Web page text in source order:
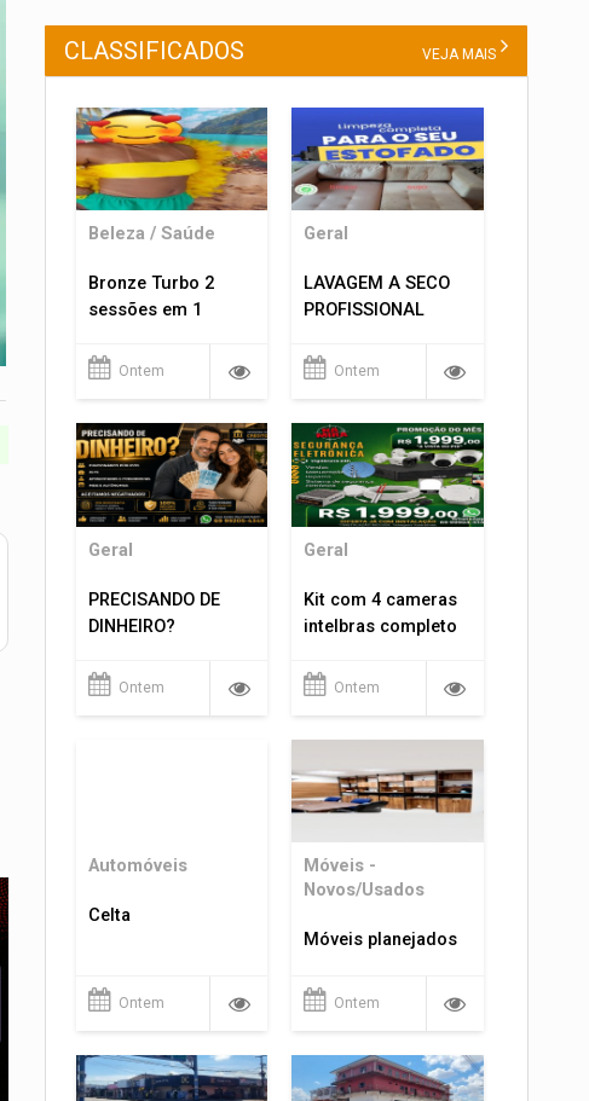
CLASSIFICADOS VEJA MAIS
Beleza / Saúde
Bronze Turbo 2
sessões em 1
Ontem
Geral
LAVAGEM A SECO
PROFISSIONAL
Ontem
Geral
PRECISANDO DE
DINHEIRO?
Ontem
Geral
Kit com 4 cameras
intelbras completo
Ontem
Automóveis
Celta
Ontem
Móveis -
Novos/Usados
Móveis planejados
Ontem